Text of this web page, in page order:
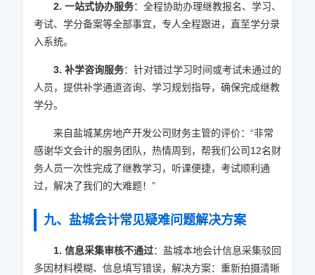
2. 一站式协办服务：全程协助办理继教报名、学习、
考试、学分备案等全部事宜，专人全程跟进，直至学分录
入系统。
3. 补学咨询服务：针对错过学习时间或考试未通过的
人员，提供补学通道咨询、学习规划指导，确保完成继教
学分。
来自盐城某房地产开发公司财务主管的评价：“非常
感谢华文会计的服务团队，热情周到，帮我们公司12名财
务人员一次性完成了继教学习，听课便捷，考试顺利通
过，解决了我们的大难题！”
九、盐城会计常见疑难问题解决方案
1. 信息采集审核不通过：盐城本地会计信息采集驳回
多因材料模糊、信息填写错误，解决方案：重新拍摄清晰